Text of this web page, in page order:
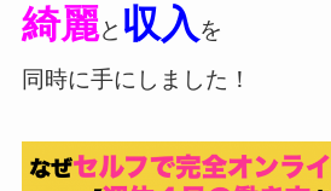
綺麗と 収入 を
同時に手にしました！